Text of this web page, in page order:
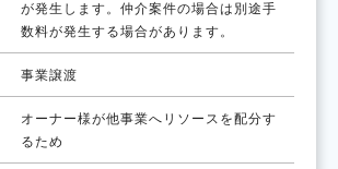
が発生します。仲介案件の場合は別途手
数料が発生する場合があります。
事業譲渡
オーナー様が他事業へリソースを配分す
るため